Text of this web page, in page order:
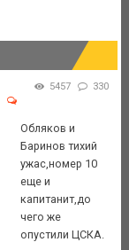
5457 330
Обляков и
Баринов тихий
ужас,номер 10
еще и
капитанит,до
чего же
опустили ЦСКА.